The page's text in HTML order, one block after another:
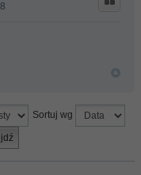
Sortuj wg